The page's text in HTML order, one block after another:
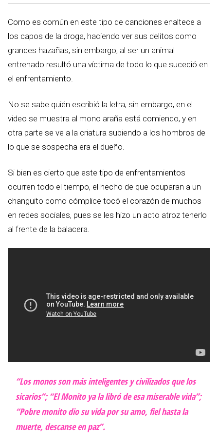
Como es común en este tipo de canciones enaltece a
los capos de la droga, haciendo ver sus delitos como
grandes hazañas, sin embargo, al ser un animal
entrenado resultó una víctima de todo lo que sucedió en
el enfrentamiento.
No se sabe quién escribió la letra, sin embargo, en el
video se muestra al mono araña está comiendo, y en
otra parte se ve a la criatura subiendo a los hombros de
lo que se sospecha era el dueño.
Si bien es cierto que este tipo de enfrentamientos
ocurren todo el tiempo, el hecho de que ocuparan a un
changuito como cómplice tocó el corazón de muchos
en redes sociales, pues se les hizo un acto atroz tenerlo
al frente de la balacera.
“Los monos son más inteligentes y civilizados que los
sicarios”; “El Monito ya la libró de esa miserable vida”;
“Pobre monito dio su vida por su amo, fiel hasta la
muerte, descanse en paz”.